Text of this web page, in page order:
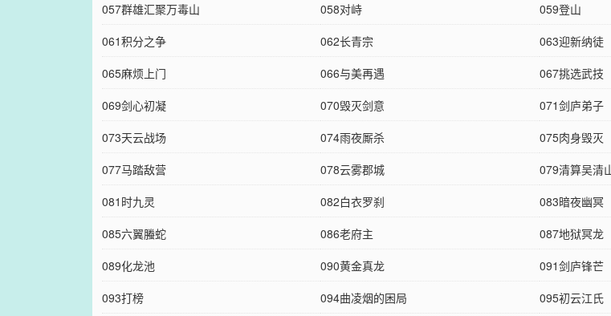
057群雄汇聚万毒山
058对峙 059登山
061积分之争
062长青宗 063迎新纳徒
065麻烦上门
066与美再遇 067挑选武技
069剑心初凝
070毁灭剑意 071剑庐弟子
073天云战场
074雨夜厮杀 075肉身毁灭
077马踏敌营
078云雾郡城 079清算吴清
081时九灵
082白衣罗刹 083暗夜幽冥
085六翼螣蛇
086老府主 087地狱冥龙
089化龙池
090黄金真龙 091剑庐锋芒
093打榜
094曲凌烟的困局 095初云江氏